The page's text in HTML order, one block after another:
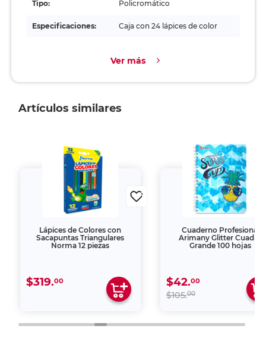
Tipo: Policromático
Especificaciones: Caja con 24 lápices de color
Ver más
Artículos similares
Lápices de Colores con
Sacapuntas Triangulares
Norma 12 piezas
$319.00
Cuaderno Profesional
Arimany Glitter Cuadro
Grande 100 hojas
$42.00
$105.00